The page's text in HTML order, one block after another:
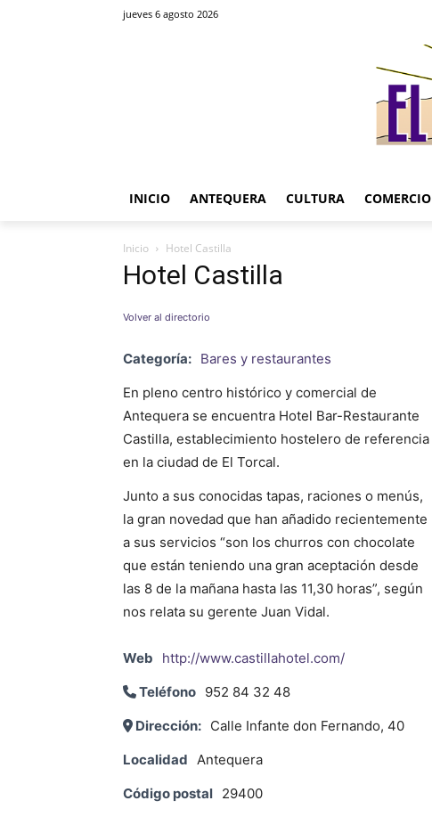
jueves 6 agosto 2026
INICIO ANTEQUERA CULTURA COMERCIO
Inicio Hotel Castilla
Hotel Castilla
Volver al directorio
Categoría: Bares y restaurantes
En pleno centro histórico y comercial de
Antequera se encuentra Hotel Bar-Restaurante
Castilla, establecimiento hostelero de referencia
en la ciudad de El Torcal.
Junto a sus conocidas tapas, raciones o menús,
la gran novedad que han añadido recientemente
a sus servicios “son los churros con chocolate
que están teniendo una gran aceptación desde
las 8 de la mañana hasta las 11,30 horas”, según
nos relata su gerente Juan Vidal.
Web
http://www.castillahotel.com/
Teléfono 952 84 32 48
Dirección: Calle Infante don Fernando, 40
Localidad Antequera
Código postal 29400